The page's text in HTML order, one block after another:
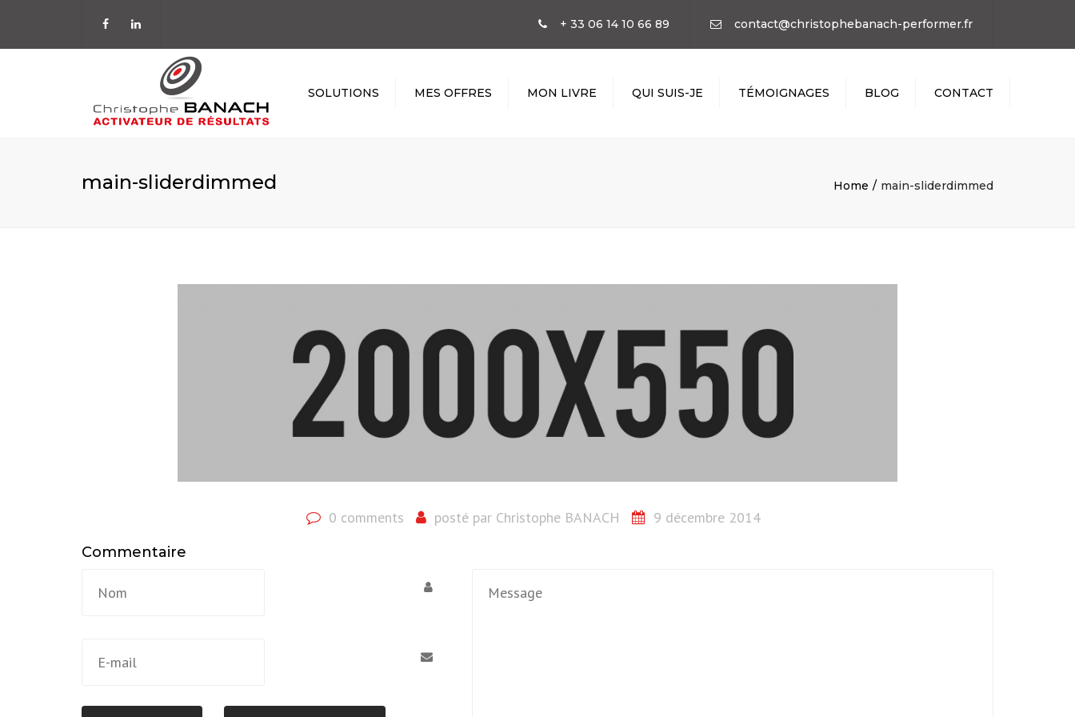
+ 33 06 14 10 66 89 contact@christophebanach-performer.fr
SOLUTIONS MES OFFRES MON LIVRE QUI SUIS-JE TÉMOIGNAGES BLOG CONTACT
main-sliderdimmed Home main-sliderdimmed
0 comments posté par Christophe BANACH 9 décembre 2014
Commentaire